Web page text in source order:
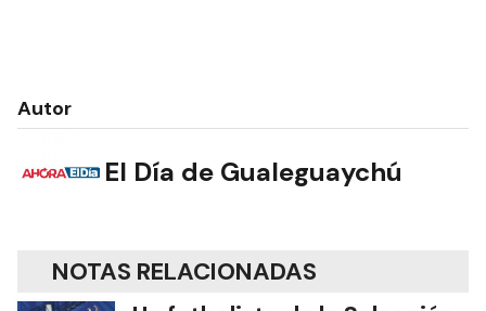
Autor
El Día de Gualeguaychú
NOTAS RELACIONADAS